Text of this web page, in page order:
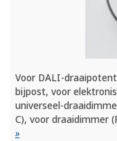
Voor DALI-
bijpost, voor
universeel-
C), voor draaidimmer
»